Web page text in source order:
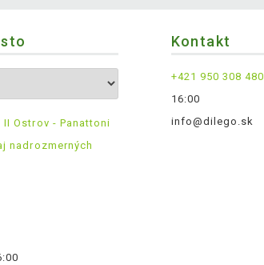
II Ostrov - Panattoni
nadrozmerných
Kontakt
+421 950 308 480
16:00
info@dilego.sk